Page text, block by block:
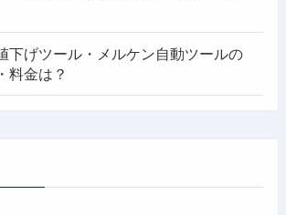
下げツール・メルケン自動ツールの
料金は？